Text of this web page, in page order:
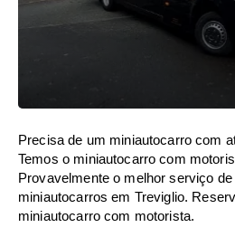
Precisa de um miniautocarro com
Temos o miniautocarro com
Provavelmente o melhor serviço de
miniautocarros em Treviglio.
miniautocarro com motorista.